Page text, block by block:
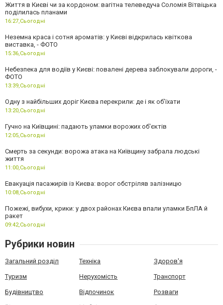
Життя в Києві чи за кордоном: вагітна телеведуча Соломія Вітвіцька
поділилась планами
16:27, Сьогодні
Неземна краса і сотня ароматів: у Києві відкрилась квіткова
виставка, - ФОТО
15:36, Сьогодні
Небезпека для водіїв у Києві: повалені дерева заблокували дороги, -
ФОТО
13:39, Сьогодні
Одну з найбільших доріг Києва перекрили: де і як об’їхати
13:20, Сьогодні
Гучно на Київщині: падають уламки ворожих об'єктів
12:05, Сьогодні
Смерть за секунди: ворожа атака на Київщину забрала людські
життя
11:00, Сьогодні
Евакуація пасажирів із Києва: ворог обстріляв залізницю
10:08, Сьогодні
Пожежі, вибухи, крики: у двох районах Києва впали уламки БпЛА й
ракет
09:42, Сьогодні
Рубрики новин
Загальний розділ Техніка Здоров'я
Туризм Нерухомість Транспорт
Будівництво Відпочинок Розваги